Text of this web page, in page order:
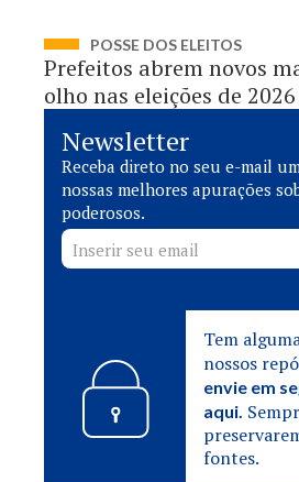
POSSE DOS ELEITOS
Prefeitos abrem novos
olho nas eleições de 2026
Newsletter
Receba direto no seu e-mail
nossas melhores apurações
poderosos.
Tem
nossos
envie em
aqui.
fontes.